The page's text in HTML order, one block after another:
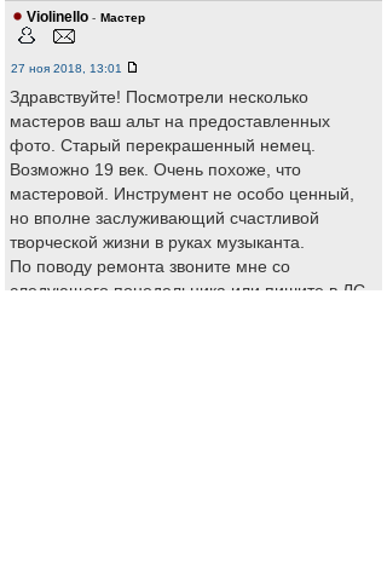
Violinello - Мастер
27 ноя 2018, 13:01
Здравствуйте! Посмотрели несколько
мастеров ваш альт на предоставленных
фото. Старый перекрашенный немец.
Возможно 19 век. Очень похоже, что
мастеровой. Инструмент не особо ценный,
но вполне заслуживающий счастливой
творческой жизни в руках музыканта.
По поводу ремонта звоните мне со
следующего понедельника или пишите в ЛС